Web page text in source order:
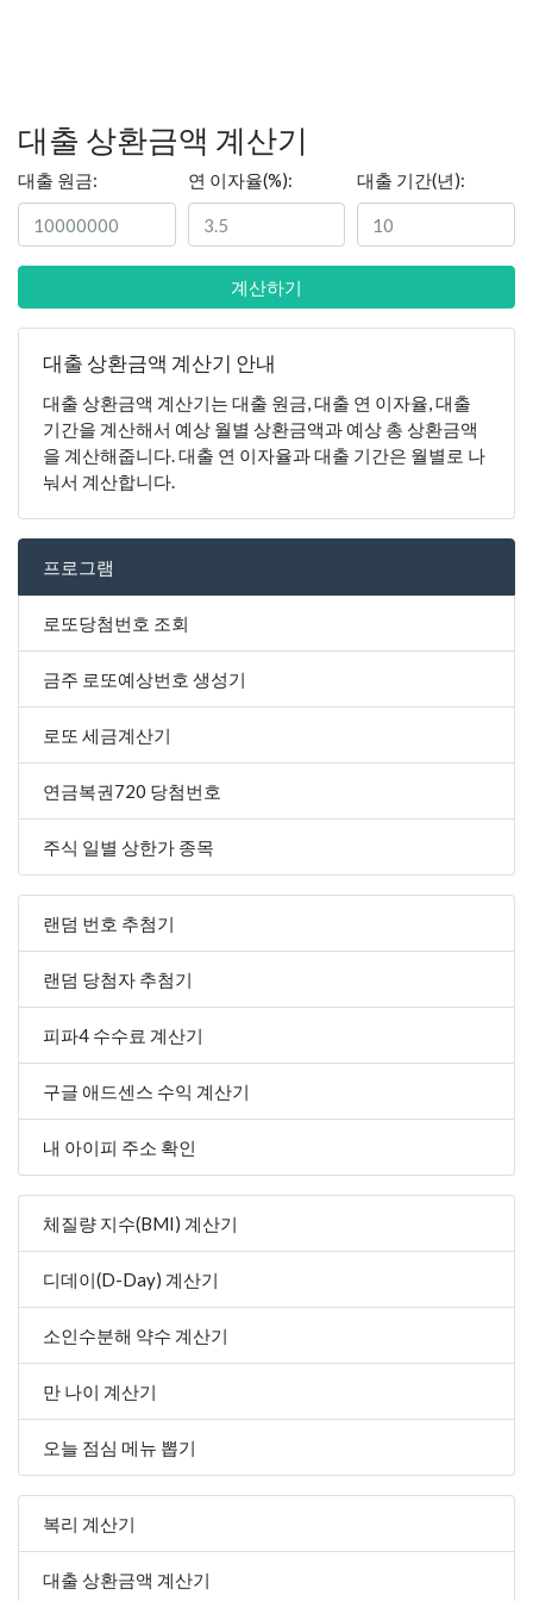
대출 상환금액 계산기
대출 원금: 연 이자율(%): 대출 기간(년):
계산하기
대출 상환금액 계산기 안내
대출 상환금액 계산기는 대출 원금, 대출 연 이자율, 대출
기간을 계산해서 예상 월별 상환금액과 예상 총 상환금액
을 계산해줍니다. 대출 연 이자율과 대출 기간은 월별로 나
눠서 계산합니다.
프로그램
로또당첨번호 조회
금주 로또예상번호 생성기
로또 세금계산기
연금복권720 당첨번호
주식 일별 상한가 종목
랜덤 번호 추첨기
랜덤 당첨자 추첨기
피파4 수수료 계산기
구글 애드센스 수익 계산기
내 아이피 주소 확인
체질량 지수(BMI) 계산기
디데이(D-Day) 계산기
소인수분해 약수 계산기
만 나이 계산기
오늘 점심 메뉴 뽑기
복리 계산기
대출 상환금액 계산기